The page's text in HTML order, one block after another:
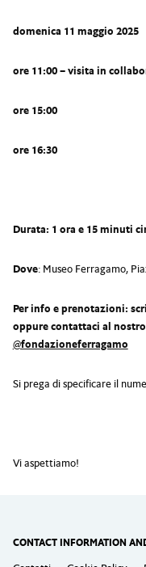
domenica 11 maggio 2025
ore 11:00 – visita in
ore 15:00
ore 16:30
Durata: 1 ora e 15 minuti
Dove: Museo Ferragamo,
Per info e prenotazioni:
oppure contattaci al
@fondazioneferragamo
Si prega di specificare il
Vi aspettiamo!
CONTACT INFORMATION